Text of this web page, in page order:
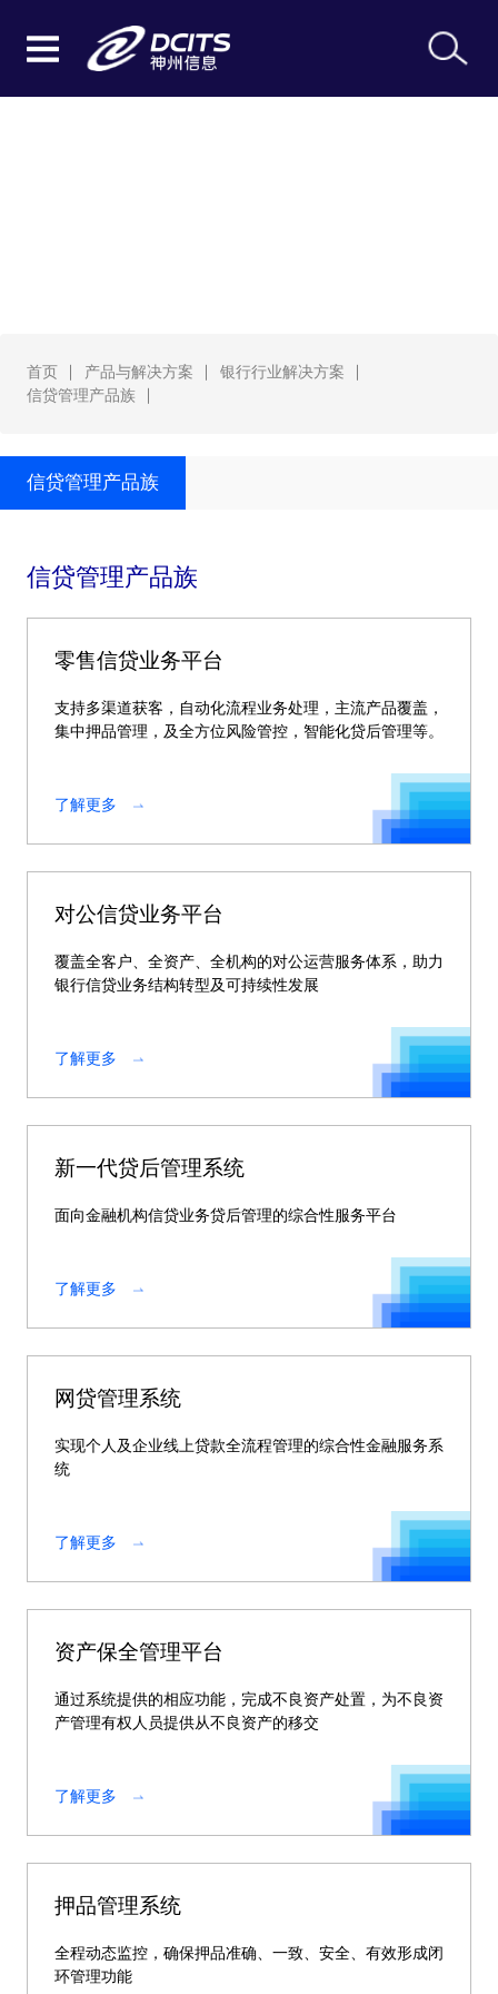
首页 产品与解决方案
银行行业解决方案
信贷管理产品族
信贷管理产品族
信贷管理产品族
零售信贷业务平台
支持多渠道获客，自动化流程业务处理，主流产品覆盖，
集中押品管理，及全方位风险管控，智能化贷后管理等。
了解更多
对公信贷业务平台
覆盖全客户、全资产、全机构的对公运营服务体系，助力
银行信贷业务结构转型及可持续性发展
了解更多
新一代贷后管理系统
面向金融机构信贷业务贷后管理的综合性服务平台
了解更多
网贷管理系统
实现个人及企业线上贷款全流程管理的综合性金融服务系
统
了解更多
资产保全管理平台
通过系统提供的相应功能，完成不良资产处置，为不良资
产管理有权人员提供从不良资产的移交
了解更多
押品管理系统
全程动态监控，确保押品准确、一致、安全、有效形成闭
环管理功能